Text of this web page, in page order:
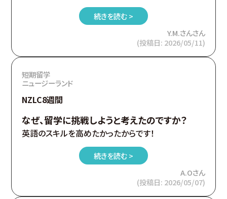
続きを読む >
Y.M.さんさん
(投稿日: 2026/05/11)
短期留学
ニュージーランド
NZLC8週間
なぜ、留学に挑戦しようと考えたのですか？
英語のスキルを高めたかったからです！
続きを読む >
A.Oさん
(投稿日: 2026/05/07)